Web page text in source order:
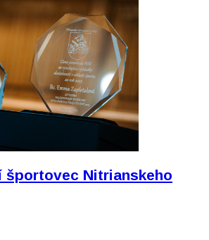
Nitrianskeho